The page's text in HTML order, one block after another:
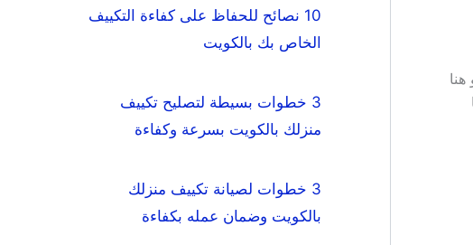
10 نصائح للحفاظ على كفاءة التكييف
الخاص بك بالكويت
3 خطوات بسيطة لتصليح تكييف
منزلك بالكويت بسرعة وكفاءة
3 خطوات لصيانة تكييف منزلك
بالكويت وضمان عمله بكفاءة